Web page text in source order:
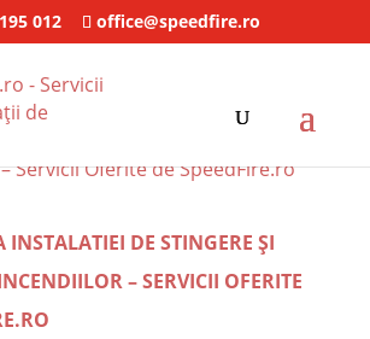
012 office@speedfire.ro
INSTALATIEI DE STINGERE ȘI
– SERVICII OFERITE